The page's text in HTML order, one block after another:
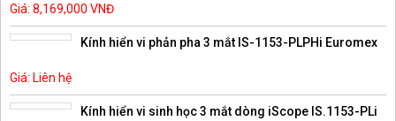
Giá: 8,169,000 VNĐ
Kính hiển vi phản pha 3 mắt IS-1153-PLPHi Euromex
Giá: Liên hệ
Kính hiển vi sinh học 3 mắt dòng iScope IS.1153-PLi